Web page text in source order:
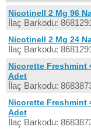
Nicotinell 2 Mg 96
İlaç Barkodu:
Nicotinell 2 Mg 24
İlaç Barkodu:
Nicorette Freshmint
Adet
İlaç Barkodu:
Nicorette Freshmint
Adet
İlaç Barkodu: